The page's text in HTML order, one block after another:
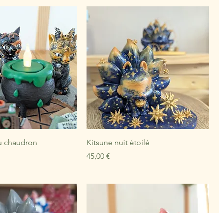
chaudron
Kitsune nuit étoilé
Prix
45,00 €